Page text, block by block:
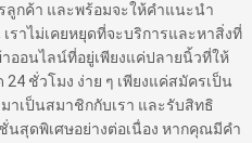
ลูกค้า และพร้อมจะให้คำแนะนำ
ราไม่เคยหยุดที่จะบริการและหาสิ่งที่
ออนไลน์ที่อยู่เพียงแค่ปลายนิ้วที่ให้
ชั่วโมง ง่าย ๆ เพียงแค่สมัครเป็น
าเป็นสมาชิกกับเรา และรับสิทธิ
นสุดพิเศษอย่างต่อเนื่อง หากคุณมีคำ